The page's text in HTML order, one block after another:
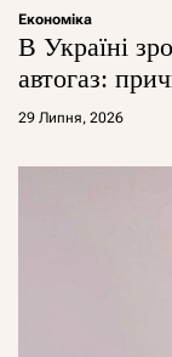
Економіка
В Україні
автогаз:
29 Липня, 2026